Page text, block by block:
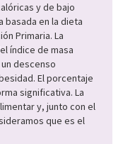
y de bajo
basada en la dieta
Primaria. La
índice de masa
descenso
El porcentaje
significativa. La
y, junto con el
que es el